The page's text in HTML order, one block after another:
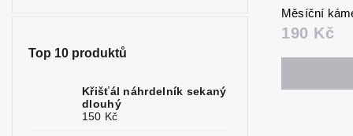
0
Top 10 produktů
Křišťál náhrdelník sekaný
dlouhý
150 Kč
Měsíční
190 Kč